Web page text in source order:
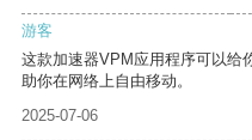
游客
这款加速器VPM应用程序可以给
助你在网络上自由移动。
2025-07-06